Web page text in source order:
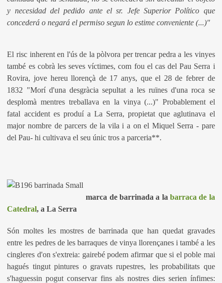
y necesidad del pedido ante el sr. Jefe Superior Político que
concederá o negará el permiso segun lo estime conveniente (...)"
El risc inherent en l'ús de la pòlvora per trencar pedra a les vinyes
també es cobrà les seves víctimes, com fou el cas del Pau Serra i
Rovira, jove hereu llorençà de 17 anys, que el 28 de febrer de
1832 "Morí d'una desgràcia sepultat a les ruïnes d'una roca se
desplomà mentres treballava en la vinya (...)" Probablement el
fatal accident es produí a La Serra, propietat que aglutinava el
major nombre de parcers de la vila i a on el Miquel Serra - pare
del Pau- hi cultivava el seu únic tros a parceria**.
marca de barrinada a la barraca de la
Catedral, a La Serra
Són moltes les mostres de barrinada que han quedat gravades
entre les pedres de les barraques de vinya llorençanes i també a les
cingleres d'on s'extreia: gairebé podem afirmar que si el poble mai
hagués tingut pintures o gravats rupestres, les probabilitats que
s'haguessin pogut conservar fins als nostres dies serien ínfimes: